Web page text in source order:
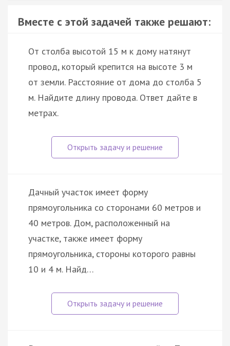
Вместе с этой задачей также решают:
От столба высотой 15 м к дому натянут
провод, который крепится на высоте 3 м
от земли. Расстояние от дома до столба 5
м. Найдите длину провода. Ответ дайте в
метрах.
Дачный участок имеет форму
прямоугольника со сторонами 60 метров и
40 метров. Дом, расположенный на
участке, также имеет форму
прямоугольника, стороны которого равны
10 и 4 м. Найд…